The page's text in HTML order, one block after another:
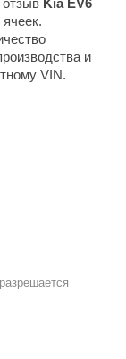
Kia EV6
и
VIN.